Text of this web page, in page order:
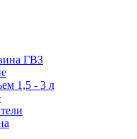
ГВЗ
1,5 - 3 л